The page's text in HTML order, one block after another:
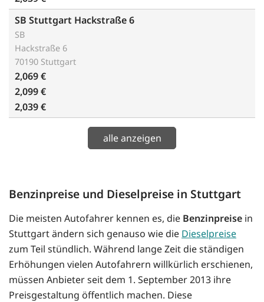
SB Stuttgart Hackstraße 6
SB
Hackstraße 6
70190 Stuttgart
2,069 €
2,099 €
2,039 €
alle anzeigen
Benzinpreise und Dieselpreise in Stuttgart
Die meisten Autofahrer kennen es, die Benzinpreise in
Stuttgart ändern sich genauso wie die Dieselpreise
zum Teil stündlich. Während lange Zeit die ständigen
Erhöhungen vielen Autofahrern willkürlich erschienen,
müssen Anbieter seit dem 1. September 2013 ihre
Preisgestaltung öffentlich machen. Diese